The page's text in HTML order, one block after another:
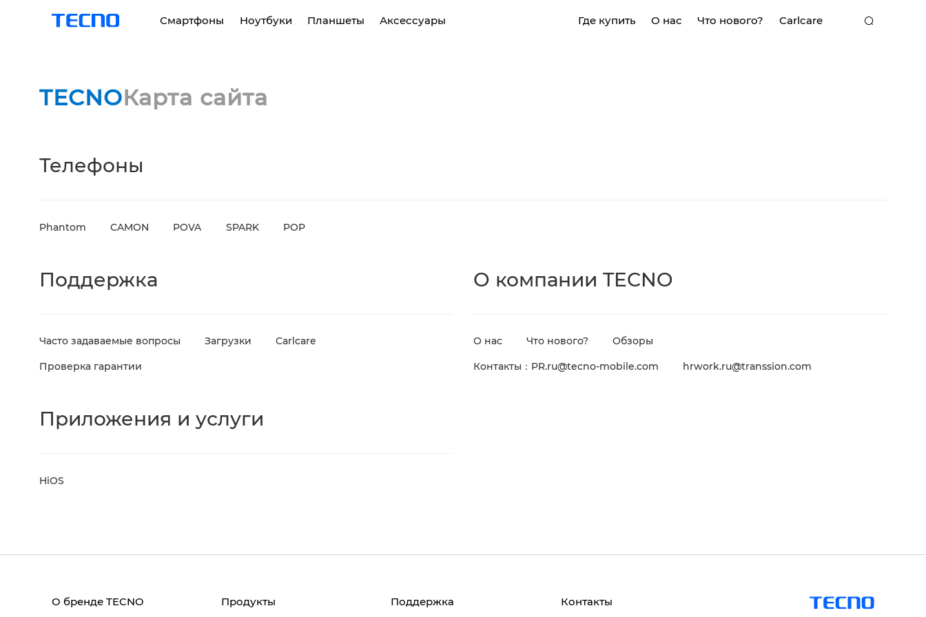
Смартфоны Hоутбуки
MEGABOOK K серия
Планшеты Аксессуары Где купить О нас Что нового? Carlcare
TECNOКарта сайта
Телефоны
Phantom CAMON POVA SPARK POP
Поддержка
Часто задаваемые вопросы Загрузки Carlcare
Проверка гарантии
О компании TECNO
О нас Что нового? Обзоры
Контакты：PR.ru@tecno-mobile.com hrwork.ru@transsion.com
Приложения и услуги
HiOS
О бренде TECNO Продукты Поддержка Контакты